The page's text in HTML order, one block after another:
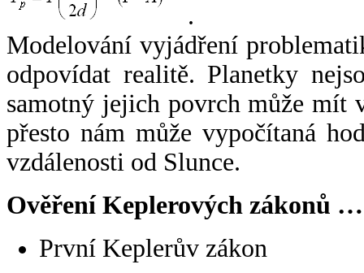
.
Modelování vyjádření
odpovídat realitě. Planetky
samotný jejich povrch může mít
přesto nám může vypočítaná
vzdálenosti od Slunce.
Ověření Keplerových zákonů …
První Keplerův zákon